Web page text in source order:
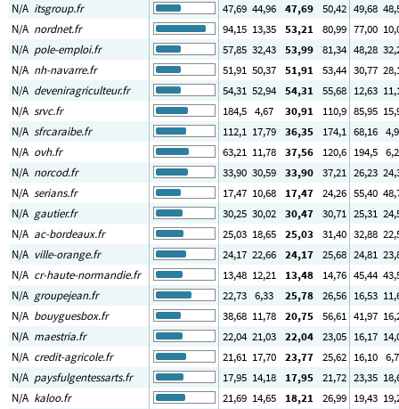
N/A itsgroup.fr 47,69 44,96 47,69 50,42 49,68 48
N/A nordnet.fr 94,15 13,35 53,21 80,99 77,00 10
N/A pole-emploi.fr 57,85 32,43 53,99 81,34 48,28 32
N/A nh-navarre.fr 51,91 50,37 51,91 53,44 30,77 28
N/A deveniragriculteur.fr 54,31 52,94 54,31 55,68 12,63 11
N/A srvc.fr 184,5 4,67 30,91 110,9 85,95 15
N/A sfrcaraibe.fr 112,1 17,79 36,35 174,1 68,16 4
N/A ovh.fr 63,21 11,78 37,56 120,6 194,5 6
N/A norcod.fr 33,90 30,59 33,90 37,21 26,23 24
N/A serians.fr 17,47 10,68 17,47 24,26 55,40 48
N/A gautier.fr 30,25 30,02 30,47 30,71 25,31 24
N/A ac-bordeaux.fr 25,03 18,65 25,03 31,40 32,88 22
N/A ville-orange.fr 24,17 22,66 24,17 25,68 24,81 23
N/A cr-haute-normandie.fr 13,48 12,21 13,48 14,76 45,44 43
N/A groupejean.fr 22,73 6,33 25,78 26,56 16,53 11
N/A bouyguesbox.fr 38,68 11,78 20,75 56,61 41,97 16
N/A maestria.fr 22,04 21,03 22,04 23,05 16,17 14
N/A credit-agricole.fr 21,61 17,70 23,77 25,62 16,10 6
N/A paysfulgentessarts.fr 17,95 14,18 17,95 21,72 23,35 18
N/A kaloo.fr 21,69 14,65 18,21 26,99 19,43 19